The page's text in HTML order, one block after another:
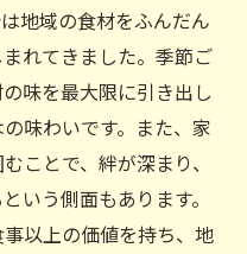
地域の食材をふんだん
れてきました。季節ご
味を最大限に引き出し
味わいです。また、家
ことで、絆が深まり、
いう側面もあります。
以上の価値を持ち、地